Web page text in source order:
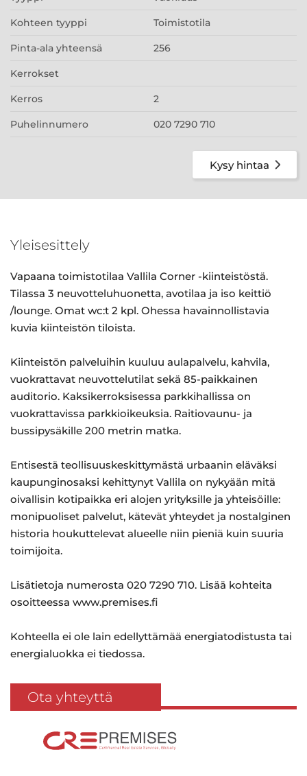
Kohteen tyyppi Toimistotila
Pinta-ala yhteensä 256
Kerrokset
Kerros 2
Puhelinnumero 020 7290 710
Kysy hintaa
Yleisesittely
Vapaana toimistotilaa Vallila Corner -kiinteistöstä.
Tilassa 3 neuvotteluhuonetta, avotilaa ja iso keittiö
/lounge. Omat wc:t 2 kpl. Ohessa havainnollistavia
kuvia kiinteistön tiloista.
Kiinteistön palveluihin kuuluu aulapalvelu, kahvila,
vuokrattavat neuvottelutilat sekä 85-paikkainen
auditorio. Kaksikerroksisessa parkkihallissa on
vuokrattavissa parkkioikeuksia. Raitiovaunu- ja
bussipysäkille 200 metrin matka.
Entisestä teollisuuskeskittymästä urbaanin eläväksi
kaupunginosaksi kehittynyt Vallila on nykyään mitä
oivallisin kotipaikka eri alojen yrityksille ja yhteisöille:
monipuoliset palvelut, kätevät yhteydet ja nostalginen
historia houkuttelevat alueelle niin pieniä kuin suuria
toimijoita.
Lisätietoja numerosta 020 7290 710. Lisää kohteita
osoitteessa www.premises.fi
Kohteella ei ole lain edellyttämää energiatodistusta tai
energialuokka ei tiedossa.
Ota yhteyttä